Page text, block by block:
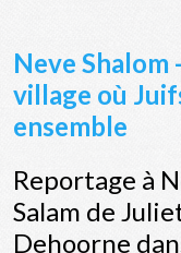
Neve Shalom
village où
ensemble
Reportage à
Salam de
Dehoorne